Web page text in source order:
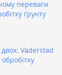
переваги
ґрунту
двох: Väderstad